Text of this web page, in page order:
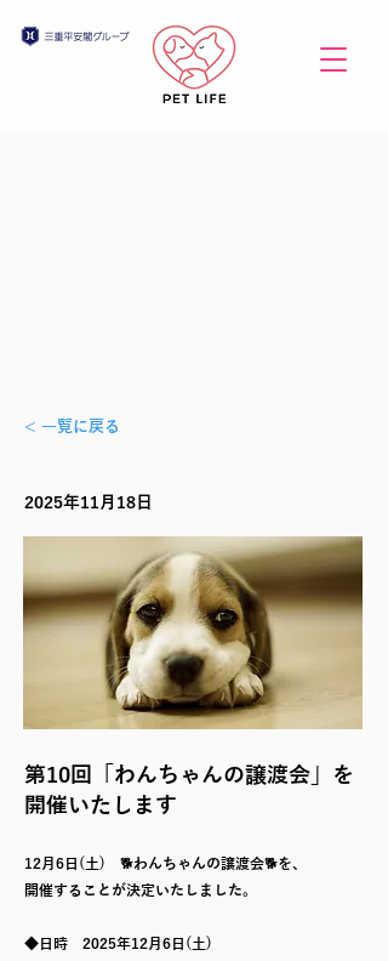
< 一覧に戻る
2025年11月18日
第10回「わんちゃんの譲渡会」を
開催いたします
12月6日(土) 🐕わんちゃんの譲渡会🐕を、
開催することが決定いたしました。
◆日時 2025年12月6日(土)